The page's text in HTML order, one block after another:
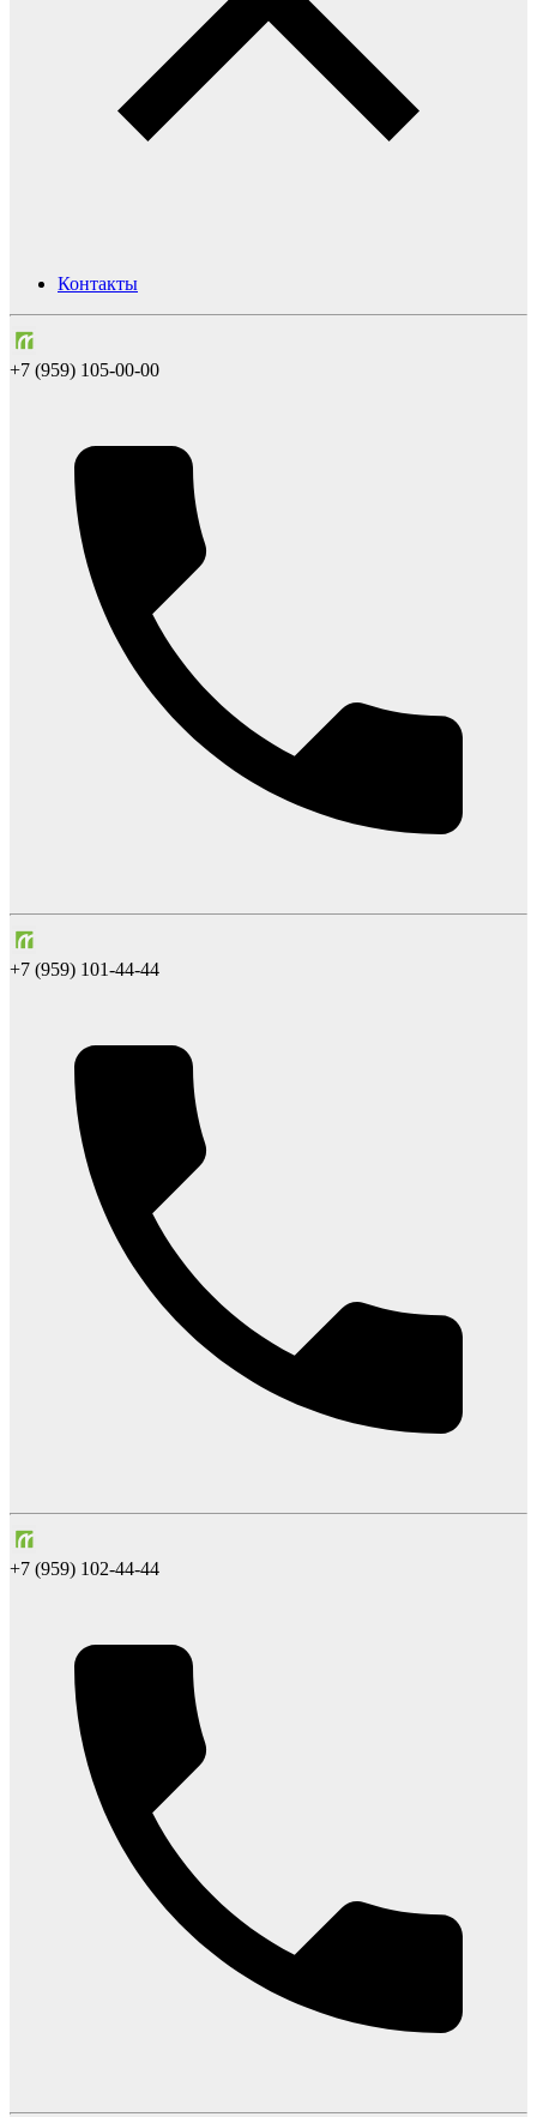
Контакты
+7 (959) 105-00-00
+7 (959) 101-44-44
+7 (959) 102-44-44